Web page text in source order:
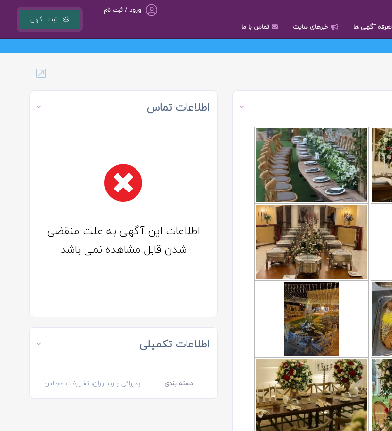
ثبت آگهی
ورود / ثبت نام
تعرفه آگهی ها خبرهای سایت
تماس با ما
اطلاعات تماس
اطلاعات این آگهی به علت منقضی
شدن قابل مشاهده نمی باشد
اطلاعات تکمیلی
دسته بندی پذیرائی و رستوران، تشریفات مجالس